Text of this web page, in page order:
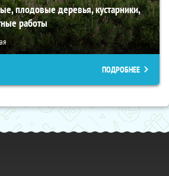
плодовые деревья, кустарники,
работы
ПОДРОБНЕЕ